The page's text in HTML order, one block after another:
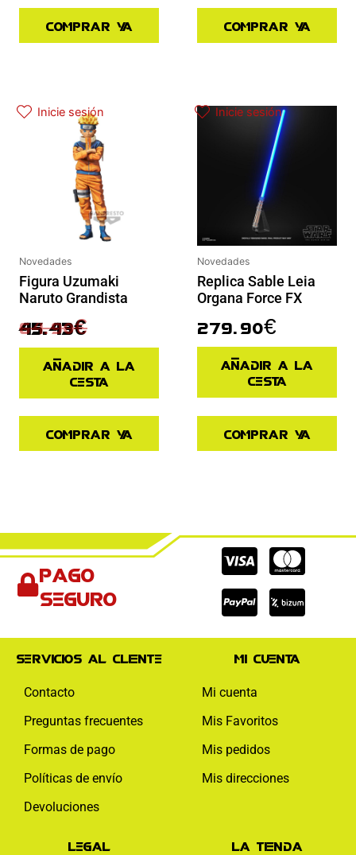
Comprar ya Comprar ya
Inicie sesión
Novedades
Figura Uzumaki
Naruto Grandista
64.90€
45.43€
Añadir a la
cesta
Comprar ya
Inicie sesión
Novedades
Replica Sable Leia
Organa Force FX
279.90€
Añadir a la
cesta
Comprar ya
Pago
seguro
Cc-
visa
Cc-
Cc-
paypal
Servicios al cliente
Contacto
Preguntas frecuentes
Formas de pago
Políticas de envío
Devoluciones
Mi cuenta
Mi cuenta
Mis Favoritos
Mis pedidos
Mis direcciones
Legal La tienda